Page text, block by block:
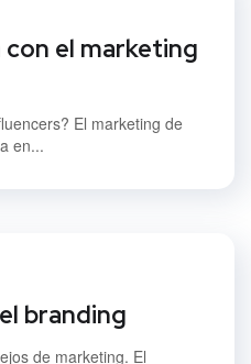
con el marketing
El marketing de
en...
branding
de marketing. El